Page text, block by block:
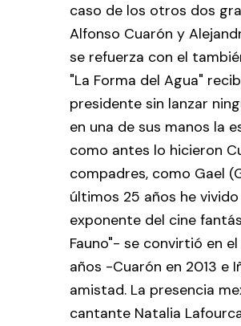
caso de los otros dos
Alfonso Cuarón y
se refuerza con el
"La Forma del Agua"
presidente sin lanzar
en una de sus manos la
como antes lo hicieron
compadres, como Gael
últimos 25 años he
exponente del cine
Fauno"- se convirtió en
años -Cuarón en 2013 e
amistad. La presencia
cantante Natalia